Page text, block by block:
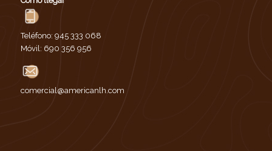
Teléfono: 945 333 068
Móvil: 690 356 956
comercial@americanlh.com